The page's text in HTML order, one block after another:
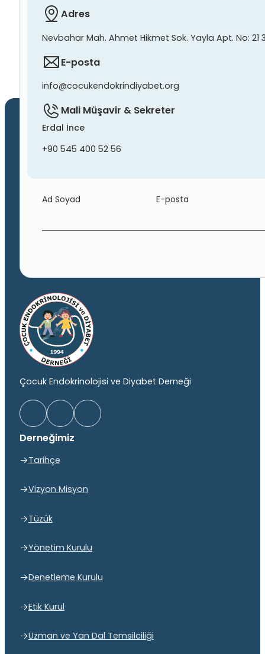
Adres
Nevbahar Mah. Ahmet Hikmet Sok. Yayla Apt. No: 21
E-posta
info@cocukendokrindiyabet.org
Mali Müşavir & Sekreter
Erdal İnce
+90 545 400 52 56
Ad Soyad E-posta
Çocuk Endokrinolojisi ve Diyabet Derneği
Derneğimiz
Tarihçe
Vizyon Misyon
Tüzük
Yönetim Kurulu
Denetleme Kurulu
Etik Kurul
Uzman ve Yan Dal Temsilciliği